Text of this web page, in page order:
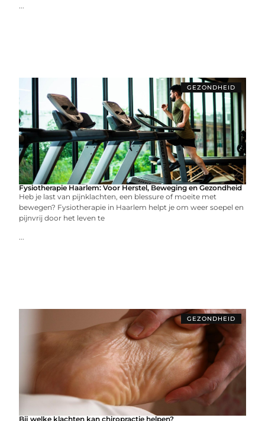
...
GEZONDHEID
Fysiotherapie Haarlem: Voor Herstel, Beweging en Gezondheid
Heb je last van pijnklachten, een blessure of moeite met
bewegen? Fysiotherapie in Haarlem helpt je om weer soepel en
pijnvrij door het leven te
...
GEZONDHEID
Bij welke klachten kan chiropractie helpen?